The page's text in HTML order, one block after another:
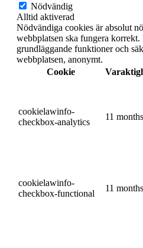
Nödvändig
Alltid aktiverad
Nödvändiga cookies är absolut
webbplatsen ska fungera korrekt.
grundläggande funktioner och
webbplatsen, anonymt.
Cookie
cookielawinfo-
checkbox-analytics
11 months
cookielawinfo-
checkbox-functional
11 months